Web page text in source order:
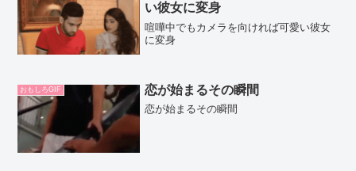
い彼女に変身
喧嘩中でもカメラを向ければ可愛い彼女
に変身
おもしろGIF 恋が始まるその瞬間
恋が始まるその瞬間